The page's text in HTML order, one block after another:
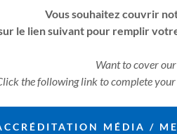
Vous souhaitez couvrir
le lien suivant pour remplir
Want to cover
the following link to complete
MÉDIA /